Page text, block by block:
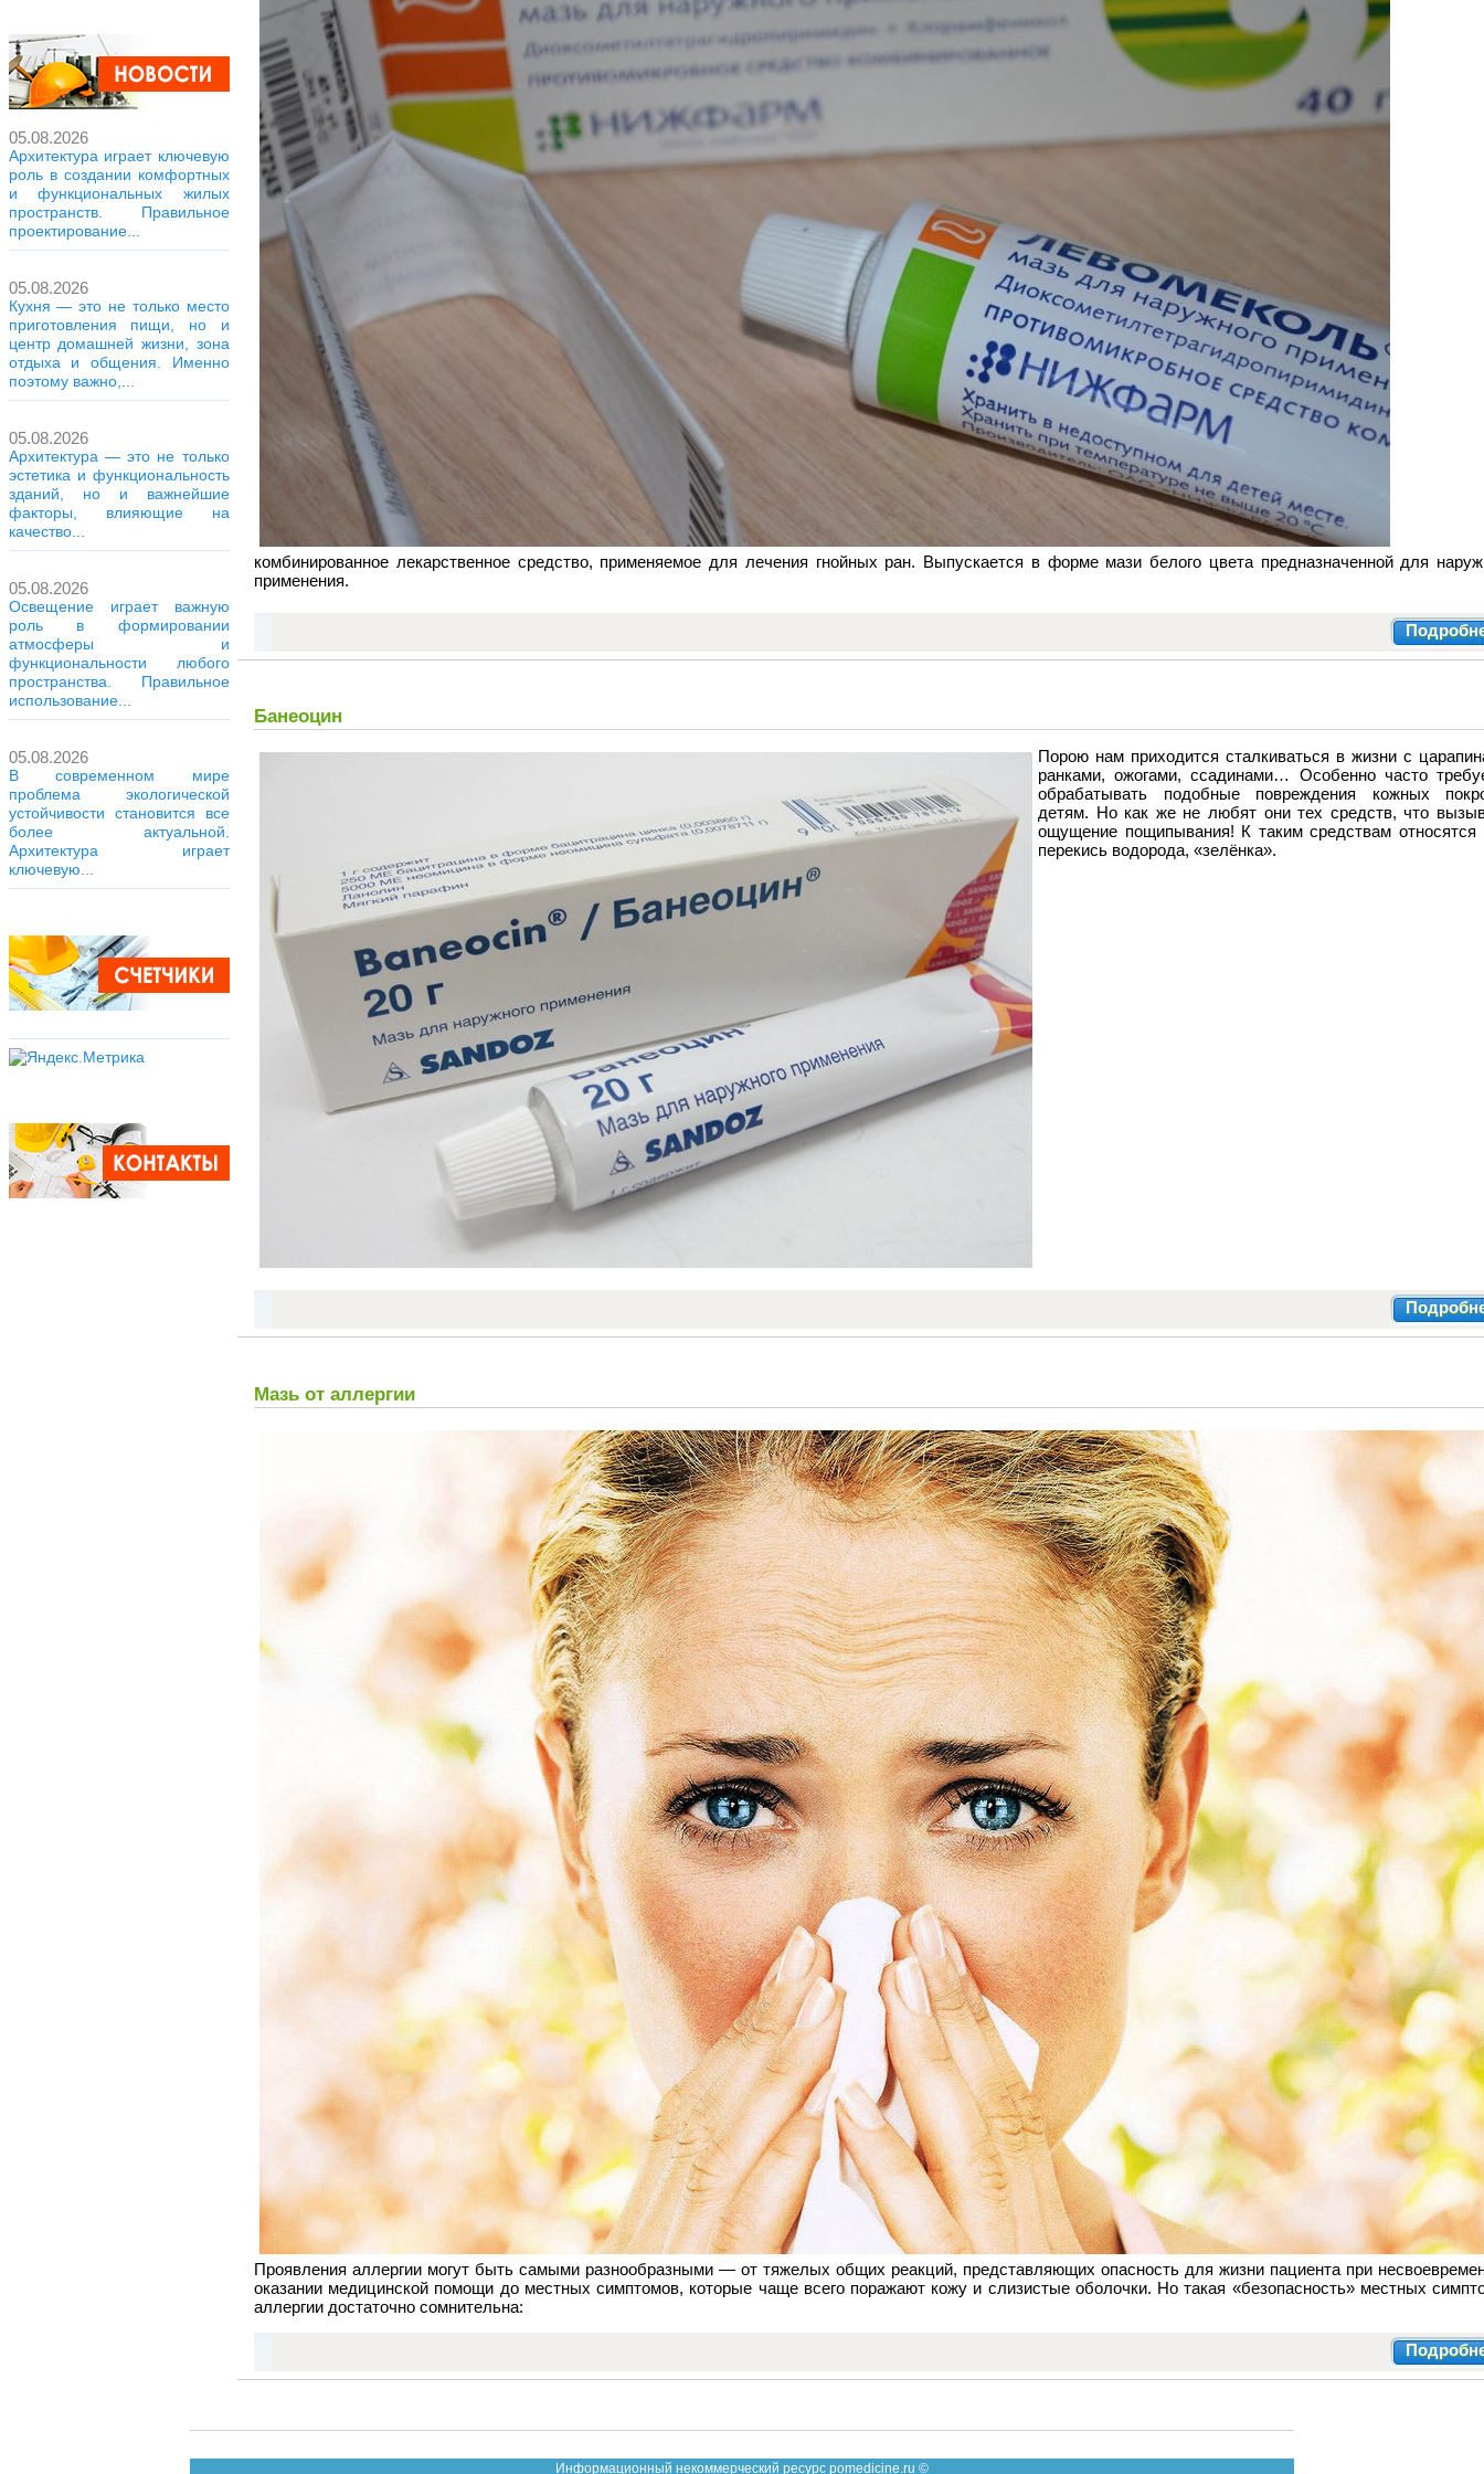
05.08.2026
Архитектура играет ключевую
роль в создании комфортных
и функциональных жилых
пространств. Правильное
проектирование...
05.08.2026
Кухня — это не только место
приготовления пищи, но и
центр домашней жизни, зона
отдыха и общения. Именно
поэтому важно,...
05.08.2026
Архитектура — это не только
эстетика и функциональность
зданий, но и важнейшие
факторы, влияющие на
качество...
05.08.2026
Освещение играет важную
роль в формировании
атмосферы и
функциональности любого
пространства. Правильное
использование...
05.08.2026
В современном мире
проблема экологической
устойчивости становится все
более актуальной.
Архитектура играет
ключевую...
комбинированное лекарственное средство, применяемое для лечения гнойных ран. Выпускается в форме мази белого цвета предназначенной для
применения.
Банеоцин
Порою нам приходится сталкиваться в жизни с
ранками, ожогами, ссадинами… Особенно часто
обрабатывать подобные повреждения кожных
детям. Но как же не любят они тех средств, что
ощущение пощипывания! К таким средствам относятся
перекись водорода, «зелёнка».
Мазь от аллергии
Проявления аллергии могут быть самыми разнообразными — от тяжелых общих реакций, представляющих опасность для жизни пациента при
оказании медицинской помощи до местных симптомов, которые чаще всего поражают кожу и слизистые оболочки. Но такая «безопасность» местных
аллергии достаточно сомнительна:
Информационный некоммерческий ресурс pomedicine.ru ©